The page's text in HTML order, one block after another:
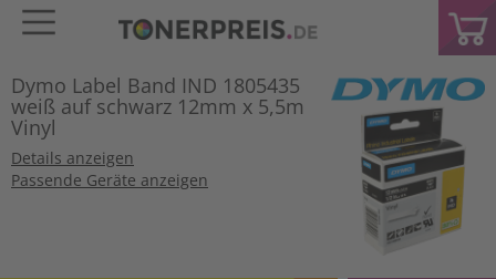
Dymo Label Band IND 1805435
weiß auf schwarz 12mm x 5,5m
Vinyl
Details anzeigen
Passende Geräte anzeigen